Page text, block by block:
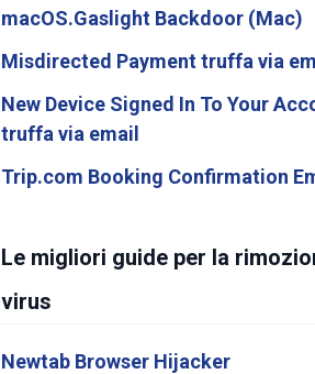
macOS.Gaslight Backdoor (Mac)
Misdirected Payment truffa via
New Device Signed In To Your
truffa via email
Trip.com Booking Confirmation
Le migliori guide per la
virus
Newtab Browser Hijacker